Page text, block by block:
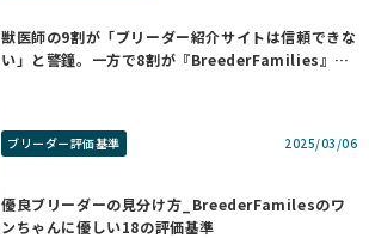
獣医師の9割が「ブリーダー紹介サイトは信頼できな
い」と警鐘。一方で8割が『BreederFamilies』を
ブリーダー評価基準 2025/03/06
優良ブリーダーの見分け方_BreederFamilesのワ
ンちゃんに優しい18の評価基準